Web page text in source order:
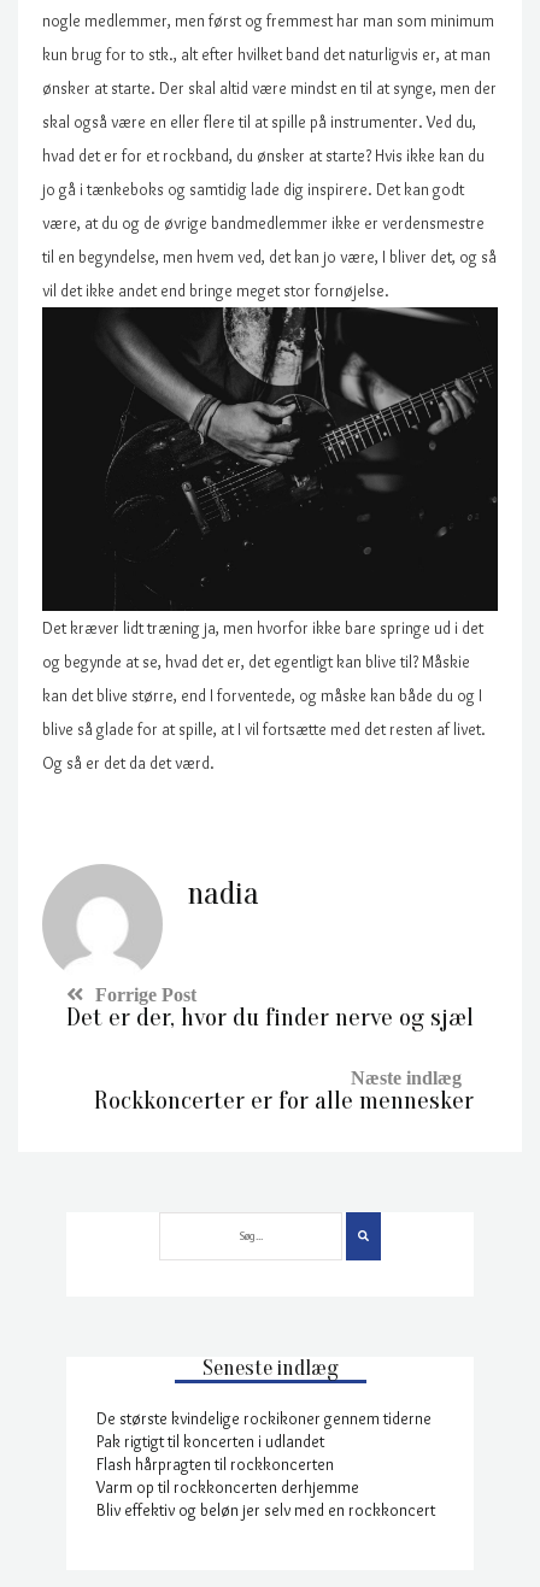
nogle medlemmer, men først og fremmest har man som minimum
kun brug for to stk., alt efter hvilket band det naturligvis er, at man
ønsker at starte. Der skal altid være mindst en til at synge, men der
skal også være en eller flere til at spille på instrumenter. Ved du,
hvad det er for et rockband, du ønsker at starte? Hvis ikke kan du
jo gå i tænkeboks og samtidig lade dig inspirere. Det kan godt
være, at du og de øvrige bandmedlemmer ikke er verdensmestre
til en begyndelse, men hvem ved, det kan jo være, I bliver det, og så
vil det ikke andet end bringe meget stor fornøjelse.
Det kræver lidt træning ja, men hvorfor ikke bare springe ud i det
og begynde at se, hvad det er, det egentligt kan blive til? Måskie
kan det blive større, end I forventede, og måske kan både du og I
blive så glade for at spille, at I vil fortsætte med det resten af livet.
Og så er det da det værd.
nadia
Det er der, hvor du finder nerve og sjæl
Rockkoncerter er for alle mennesker
Seneste indlæg
De største kvindelige rockikoner gennem tiderne
Pak rigtigt til koncerten i udlandet
Flash hårpragten til rockkoncerten
Varm op til rockkoncerten derhjemme
Bliv effektiv og beløn jer selv med en rockkoncert